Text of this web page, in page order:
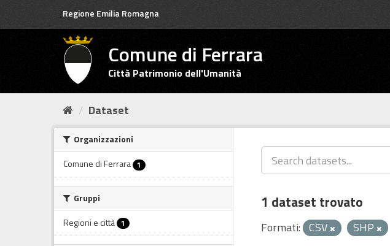
Regione Emilia Romagna
Comune di Ferrara
Città Patrimonio dell'Umanità
Dataset
Organizzazioni
Comune di Ferrara 1
Gruppi
Regioni e città 1
1 dataset trovato
Formati: CSV SHP